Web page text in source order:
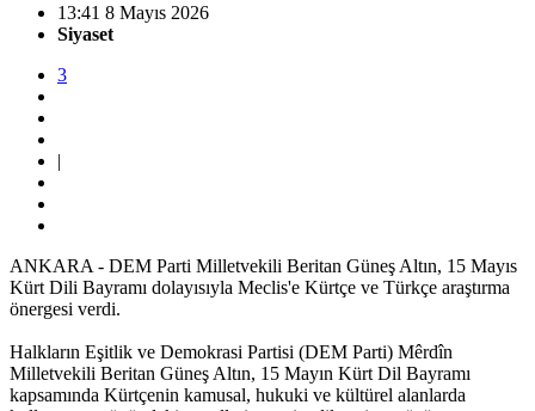
13:41 8 Mayıs 2026
Siyaset
3
|
ANKARA - DEM Parti Milletvekili Beritan Güneş Altın, 15 Mayıs
Kürt Dili Bayramı dolayısıyla Meclis'e Kürtçe ve Türkçe araştırma
önergesi verdi.
Halkların Eşitlik ve Demokrasi Partisi (DEM Parti) Mêrdîn
Milletvekili Beritan Güneş Altın, 15 Mayın Kürt Dil Bayramı
kapsamında Kürtçenin kamusal, hukuki ve kültürel alanlarda